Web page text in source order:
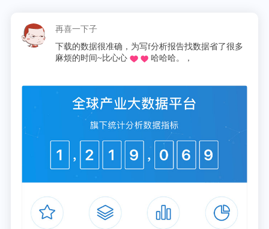
1908年10月1日，亨利在底特律的切斯特菲尔德酒
再喜一下子
下载的数据很准确，为写f分析报告找数据省了很多
麻烦的时间~比心心
哈哈哈。，